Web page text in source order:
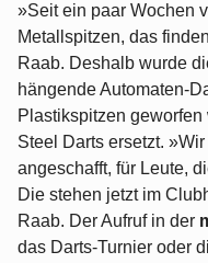
»Seit ein paar Wochen
Metallspitzen, das
Raab. Deshalb wurde
hängende Automaten-
Plastikspitzen
Steel Darts ersetzt.
angeschafft, für Leute,
Die stehen jetzt im
Raab. Der Aufruf in der
das Darts-Turnier oder